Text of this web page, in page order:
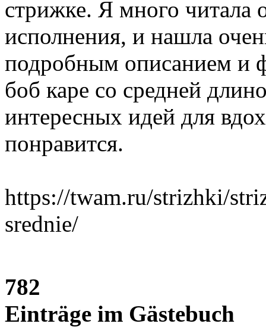
стрижке. Я много читала
исполнения, и нашла
подробным описанием и
боб каре со средней
интересных идей для
понравится.
https://twam.ru/strizhki/
srednie/
782
Einträge im Gästebuch